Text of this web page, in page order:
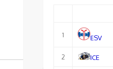
1 ESV
2 ICE